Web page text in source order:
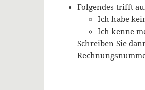
Folgendes trifft
Ich habe
Ich kenne
Schreiben Sie